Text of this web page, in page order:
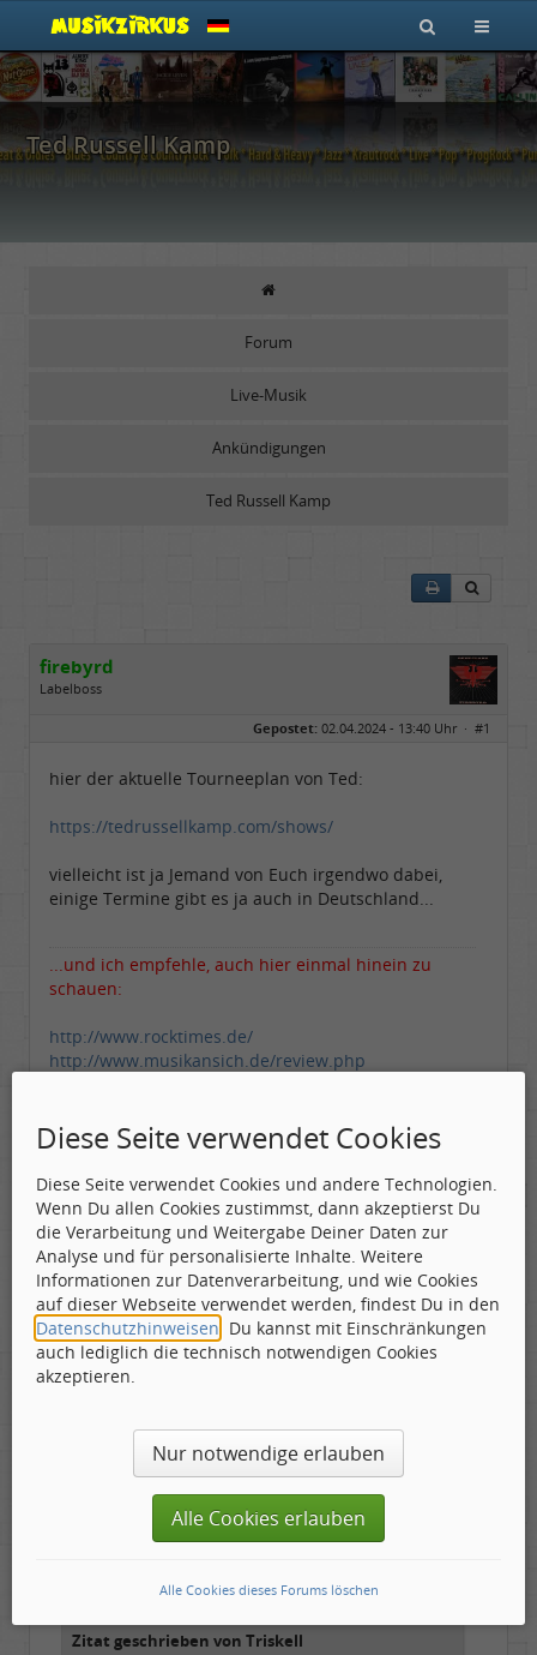
Ted Russell Kamp
Forum
Live-Musik
Ankündigungen
Ted Russell Kamp
firebyrd
Labelboss
Hausgeburt (Ausgeburt?)
Gepostet: 02.04.2024 - 13:40 Uhr · #1
hier der aktuelle Tourneeplan von Ted:
https://tedrussellkamp.com/shows/
vielleicht ist ja Jemand von Euch irgendwo dabei,
einige Termine gibt es ja auch in Deutschland...
...und ich empfehle, auch hier einmal hinein zu
schauen:
http://www.rocktimes.de/
http://www.musikansich.de/review.php
Triskell
Labelboss
Geschlecht:
Herkunft:
Berlin
Alter:
Beiträge:
55800
Dabei seit:
04 / 2006
Gepostet:02.04.2024 - 18:01 Uhr ·
Altlandsberg wäre ne`Option.
Was bleibt, ist die Musik.
keine Angabe
05 / 2006
Zitat geschrieben von Triskell
Diese Seite verwendet Cookies
Diese Seite verwendet Cookies und andere Technologien.
Wenn Du allen Cookies zustimmst, dann akzeptierst Du
die Verarbeitung und Weitergabe Deiner Daten zur
Analyse und für personalisierte Inhalte. Weitere
Informationen zur Datenverarbeitung, und wie Cookies
auf dieser Webseite verwendet werden, findest Du in den
Datenschutzhinweisen . Du kannst mit Einschränkungen
auch lediglich die technisch notwendigen Cookies
akzeptieren.
Nur notwendige erlauben
Alle Cookies erlauben
Alle Cookies dieses Forums löschen